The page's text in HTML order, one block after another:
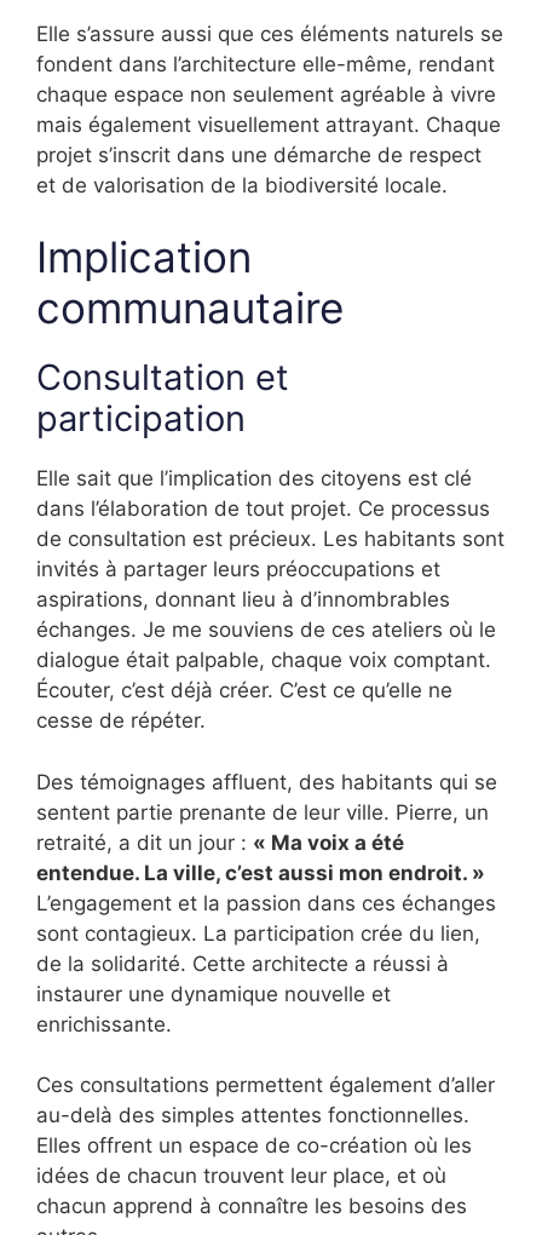
Elle s’assure aussi que ces éléments naturels se
fondent dans l’architecture elle-même, rendant
chaque espace non seulement agréable à vivre
mais également visuellement attrayant. Chaque
projet s’inscrit dans une démarche de respect
et de valorisation de la biodiversité locale.
Implication
communautaire
Consultation et
participation
Elle sait que l’implication des citoyens est clé
dans l’élaboration de tout projet. Ce processus
de consultation est précieux. Les habitants sont
invités à partager leurs préoccupations et
aspirations, donnant lieu à d’innombrables
échanges. Je me souviens de ces ateliers où le
dialogue était palpable, chaque voix comptant.
Écouter, c’est déjà créer. C’est ce qu’elle ne
cesse de répéter.
Des témoignages affluent, des habitants qui se
sentent partie prenante de leur ville. Pierre, un
retraité, a dit un jour : « Ma voix a été
entendue. La ville, c’est aussi mon endroit. »
L’engagement et la passion dans ces échanges
sont contagieux. La participation crée du lien,
de la solidarité. Cette architecte a réussi à
instaurer une dynamique nouvelle et
enrichissante.
Ces consultations permettent également d’aller
au-delà des simples attentes fonctionnelles.
Elles offrent un espace de co-création où les
idées de chacun trouvent leur place, et où
chacun apprend à connaître les besoins des